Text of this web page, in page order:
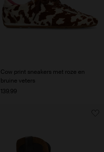
Cow print sneakers met roze en
bruine veters
139.99